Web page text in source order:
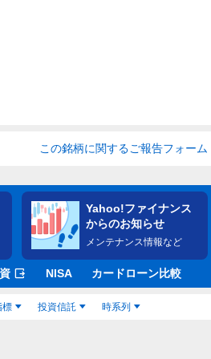
この銘柄に関するご報告フォーム
Yahoo!ファイナンス
からのお知らせ
メンテナンス情報など
NISA カードローン比較
標 投資信託 時系列